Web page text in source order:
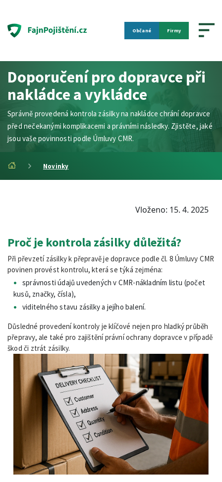
Občané Firmy
Doporučení pro dopravce při
nakládce a vykládce
Správně provedená kontrola zásilky na nakládce chrání dopravce
před nečekanými komplikacemi a právními následky. Zjistěte, jaké
jsou vaše povinnosti podle Úmluvy CMR.
Novinky
Vloženo: 15. 4. 2025
Proč je kontrola zásilky důležitá?
Při převzetí zásilky k přepravě je dopravce podle čl. 8 Úmluvy CMR
povinen provést kontrolu, která se týká zejména:
správnosti údajů uvedených v CMR-nákladním listu (počet
kusů, značky, čísla),
viditelného stavu zásilky a jejího balení.
Důsledné provedení kontroly je klíčové nejen pro hladký průběh
přepravy, ale také pro zajištění právní ochrany dopravce v případě
škod či ztrát zásilky.